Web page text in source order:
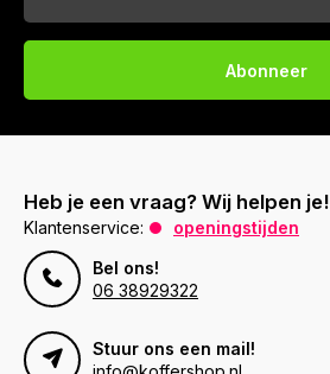
Abonneer
Heb je een vraag? Wij helpen je!
Klantenservice:
openingstijden
Bel ons!
06 38929322
Stuur ons een mail!